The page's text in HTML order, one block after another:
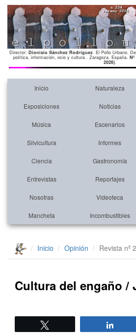
Director: Dionisio Sánchez Rodríguez. El Pollo Urbano.
política, información, ocio y cultura . Zaragoza. España.
2026).
Inicio Naturaleza
Exposiciones Noticias
Música Escenarios
Silvicultura Informes
Ciencia Gastronomía
Entrevistas Reportajes
Nosotras Videoteca
Mancheta Incombustibles
Inicio Opinión Revista nº
Cultura del engaño /